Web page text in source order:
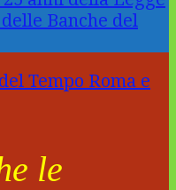
Banche del
le